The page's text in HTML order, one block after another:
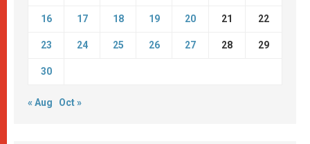
16 17 18 19 20 21 22
23 24 25 26 27 28 29
30
« Aug Oct »